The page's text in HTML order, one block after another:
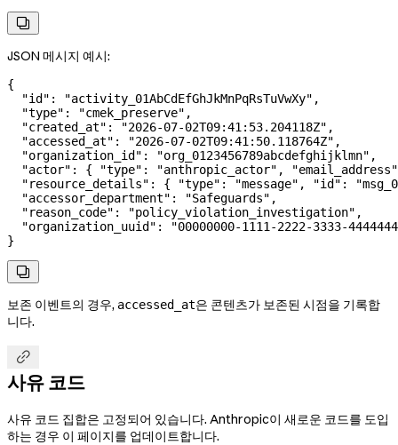

JSON 메시지 예시:
{
  "id"
: "activity_01AbCdEfGhJkMnPqRsTuVwXy" ,
  "type"
: "cmek_preserve" ,
  "created_at"
: "2026-07-02T09:41:53.204118Z" ,
  "accessed_at"
: "2026-07-02T09:41:50.118764Z" ,
  "organization_id"
: "org_0123456789abcdefghijklmn" ,
  "actor"
: { "type" : "anthropic_actor" ,
"email_address"
  "resource_details"
: { "type" : "message" , "id" :
  "accessor_department"
: "Safeguards" ,
  "reason_code"
: "policy_violation_investigation" ,
  "organization_uuid"
:
"00000000-1111-2222-3333-
}

보존 이벤트의 경우, accessed_at은 콘텐츠가 보존된 시점을 기록합
니다.

사유 코드
사유 코드 집합은 고정되어 있습니다. Anthropic이 새로운 코드를 도입
하는 경우 이 페이지를 업데이트합니다.